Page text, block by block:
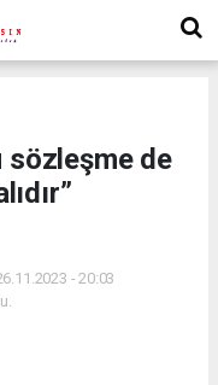
sözleşme de
- 20:03